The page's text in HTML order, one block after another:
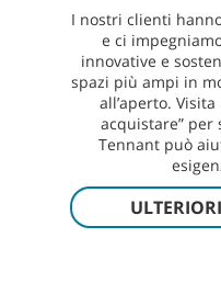
I nostri clienti
e ci
innovative e
spazi più ampi in
all’aperto.
acquistare” per
Tennant può